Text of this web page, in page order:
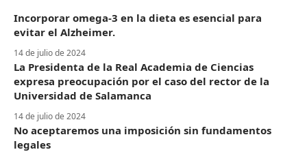
Incorporar omega-3 en la dieta es esencial para
evitar el Alzheimer.
14 de julio de 2024
La Presidenta de la Real Academia de Ciencias
expresa preocupación por el caso del rector de la
Universidad de Salamanca
14 de julio de 2024
No aceptaremos una imposición sin fundamentos
legales